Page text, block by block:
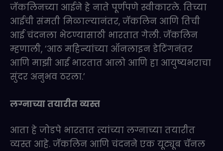
जॅकलिनच्या आईने हे नाते पूर्णपणे स्वीकारले. तिच्या
आईची संमती मिळाल्यानंतर, जॅकलिन आणि तिची
आई चंदनला भेटण्यासाठी भारतात गेली. जॅकलिन
म्हणाली, ‘आठ महिन्यांच्या ऑनलाइन डेटिंगनंतर
आणि माझी आई भारतात आलो आणि हा आयुष्यभराचा
सुंदर अनुभव ठरला.’
लग्नाच्या तयारीत व्यस्त
आता हे जोडपे भारतात त्यांच्या लग्नाच्या तयारीत
व्यस्त आहे. जॅकलिन आणि चंदनने एक यूट्यूब चॅनल